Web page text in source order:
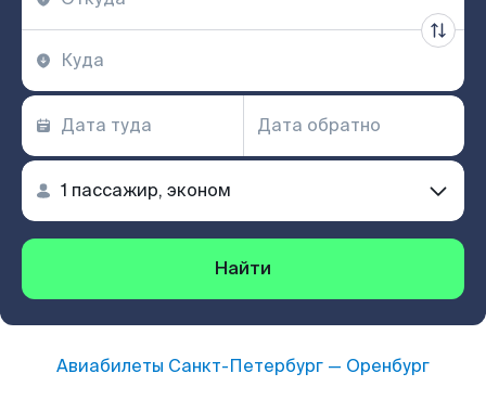
Найти
Авиабилеты Санкт-Петербург — Оренбург